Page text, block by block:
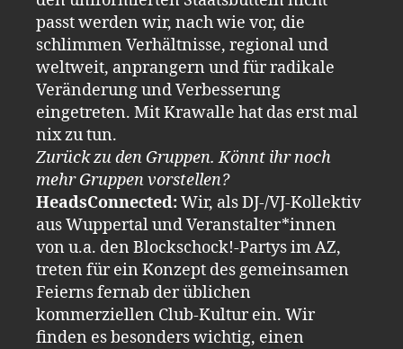
passt werden wir, nach wie vor, die
schlimmen Verhältnisse, regional und
weltweit, anprangern und für radikale
Veränderung und Verbesserung
eingetreten. Mit Krawalle hat das erst mal
nix zu tun.
Zurück zu den Gruppen. Könnt ihr noch
mehr Gruppen vorstellen?
HeadsConnected:Wir, als DJ-/VJ-Kollektiv
aus Wuppertal und Veranstalter*innen
von u.a. den Blockschock!-Partys im AZ,
treten für ein Konzept des gemeinsamen
Feierns fernab der üblichen
kommerziellen Club-Kultur ein. Wir
finden es besonders wichtig, einen